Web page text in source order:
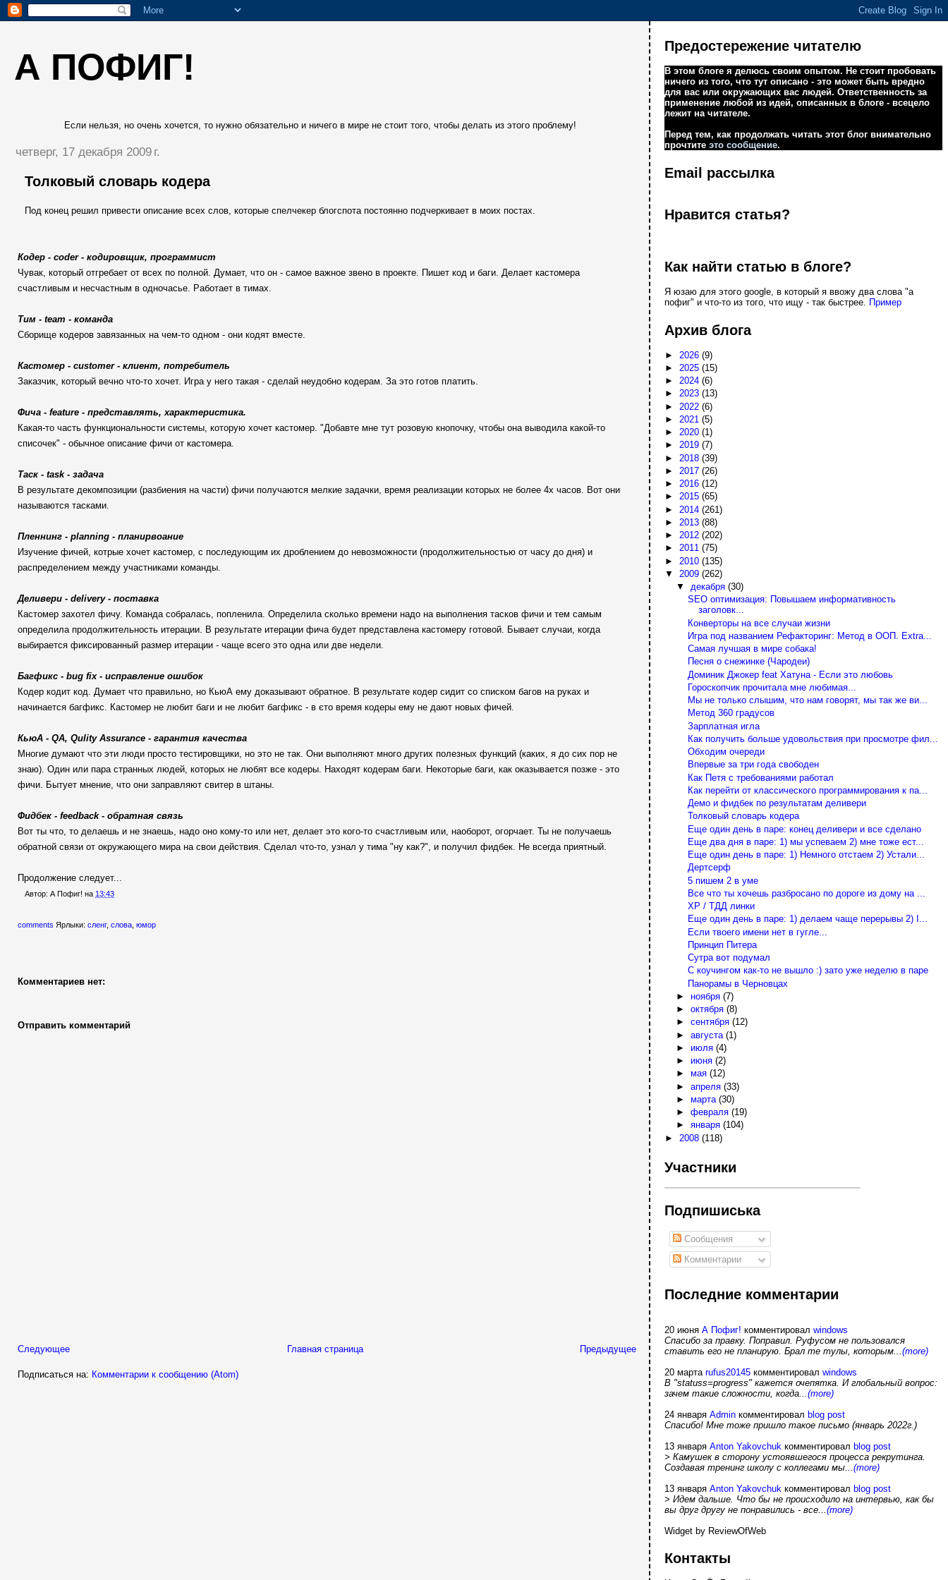
А ПОФИГ!
Если нельзя, но очень хочется, то нужно обязательно и ничего в мире не стоит того, чтобы делать из этого проблему!
четверг, 17 декабря 2009 г.
Толковый словарь кодера
Под конец решил привести описание всех слов, которые спелчекер блогспота постоянно подчеркивает в моих постах.
Кодер - coder - кодировщик, программист
Чувак, который отгребает от всех по полной. Думает, что он - самое важное звено в проекте. Пишет код и баги. Делает кастомера
счастливым и несчастным в одночасье. Работает в тимах.
Тим - team - команда
Сборище кодеров завязанных на чем-то одном - они кодят вместе.
Кастомер - customer - клиент, потребитель
Заказчик, который вечно что-то хочет. Игра у него такая - сделай неудобно кодерам. За это готов платить.
Фича - feature - представлять, характеристика.
Какая-то часть функциональности системы, которую хочет кастомер. "Добавте мне тут розовую кнопочку, чтобы она выводила какой-то
списочек" - обычное описание фичи от кастомера.
Таск - task - задача
В результате декомпозиции (разбиения на части) фичи получаются мелкие задачки, время реализации которых не более 4х часов. Вот они
называются тасками.
Пленнинг - planning - планирвоание
Изучение фичей, котрые хочет кастомер, с последующим их дроблением до невозможности (продолжительностью от часу до дня) и
распределением между участниками команды.
Деливери - delivery - поставка
Кастомер захотел фичу. Команда собралась, попленила. Определила сколько времени надо на выполнения тасков фичи и тем самым
определила продолжительность итерации. В результате итерации фича будет представлена кастомеру готовой. Бывает случаи, когда
выбирается фиксированный размер итерации - чаще всего это одна или две недели.
Багфикс - bug fix - исправление ошибок
Кодер кодит код. Думает что правильно, но КьюА ему доказывают обратное. В результате кодер сидит со списком багов на руках и
начинается багфикс. Кастомер не любит баги и не любит багфикс - в єто время кодеры ему не дают новых фичей.
КьюА - QA, Qulity Assurance - гарантия качества
Многие думают что эти люди просто тестировщики, но это не так. Они выполняют много других полезных функций (каких, я до сих пор не
знаю). Один или пара странных людей, которых не любят все кодеры. Находят кодерам баги. Некоторые баги, как оказывается позже - это
фичи. Бытует мнение, что они заправляют свитер в штаны.
Фидбек - feedback - обратная связь
Вот ты что, то делаешь и не знаешь, надо оно кому-то или нет, делает это кого-то счастливым или, наоборот, огорчает. Ты не получаешь
обратной связи от окружающего мира на свои действия. Сделал что-то, узнал у тима "ну как?", и получил фидбек. Не всегда приятный.
Продолжение следует...
Автор: А Пофиг! на 13:43
comments Ярлыки: сленг, слова юмор
Комментариев нет:
Отправить комментарий
Следующее Предыдущее
Главная страница
Подписаться на: Комментарии к сообщению (Atom)
Предостережение читателю
В этом блоге я делюсь своим опытом. Не стоит пробовать
ничего из того, что тут описано - это может быть вредно
для вас или окружающих вас людей. Ответственность за
применение любой из идей, описанных в блоге - всецело
лежит на читателе.
Перед тем, как продолжать читать этот блог внимательно
прочтитеэто сообщение.
Email рассылка
Нравится статья?
Как найти статью в блоге?
Я юзаю для этого google, в который я ввожу два слова "а
пофиг" и что-то из того, что ищу - так быстрее. Пример
Архив блога
► 2026(9)
► 2025(15)
►2024(6)
►2023(13)
► 2022(6)
► 2021(5)
►2020(1)
►2019(7)
► 2018(39)
► 2017(26)
►2016(12)
►2015(65)
► 2014(261)
► 2013(88)
►2012(202)
►2011(75)
► 2010(135)
▼ 2009(262)
▼ декабря (30)
SEO оптимизация: Повышаем информативность
заголовк...
Конверторы на все случаи жизни
Игра под названием Рефакторинг: Метод в ООП. Extra...
Самая лучшая в мире собака!
Песня о снежинке (Чародеи)
Доминик Джокер feat Хатуна - Если это любовь
Гороскопчик прочитала мне любимая...
Мы не только слышим, что нам говорят, мы так же ви...
Метод 360 градусов
Зарплатная игла
Как получить больше удовольствия при просмотре фил...
Обходим очереди
Впервые за три года свободен
Как Петя с требованиями работал
Как перейти от классического программирования к па...
Демо и фидбек по результатам деливери
Толковый словарь кодера
Еще один день в паре: конец деливери и все сделано
Еще два дня в паре: 1) мы успеваем 2) мне тоже ест...
Еще один день в паре: 1) Немного отстаем 2) Устали...
Дертсерф
5 пишем 2 в уме
Все что ты хочешь разбросано по дороге из дому на ...
XP / ТДД линки
Еще один день в паре: 1) делаем чаще перерывы 2) I...
Если твоего имени нет в гугле...
Принцип Питера
Сутра вот подумал
С коучингом как-то не вышло :) зато уже неделю в паре
Панорамы в Черновцах
► ноября (7)
► октября (8)
► сентября (12)
► августа (1)
► июля (4)
► июня (2)
► мая (12)
► апреля (33)
► марта (30)
► февраля (19)
► января (104)
► 2008(118)
Участники
Подпишиська
Сообщения
Комментарии
Последние комментарии
20 июняА Пофиг! комментировалwindows
Спасибо за правку. Поправил. Руфусом не пользовался
ставить его не планирую. Брал те тулы, которым...(more)
20 мартаrufus20145 комментировалwindows
В "statuss=progress" кажется очепятка. И глобальный вопрос:
зачем такие сложности, когда...(more)
24 январяAdmin комментировал blog post
Спасибо! Мне тоже пришло такое письмо (январь 2022г.)
13 январяAnton Yakovchuk комментировал blog post
> Камушек в сторону устоявшегося процесса рекрутинга.
Создавая тренинг школу с коллегами мы...(more)
13 январяAnton Yakovchuk комментировал blog post
> Идем дальше. Что бы не происходило на интервью, как бы
вы друг другу не понравились - все...(more)
Widget by ReviewOfWeb
Контакты